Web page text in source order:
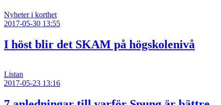
Nyheter i korthet
2017-05-30 13:55
I höst blir det SKAM på högskolenivå
Listan
2017-05-23 13:16